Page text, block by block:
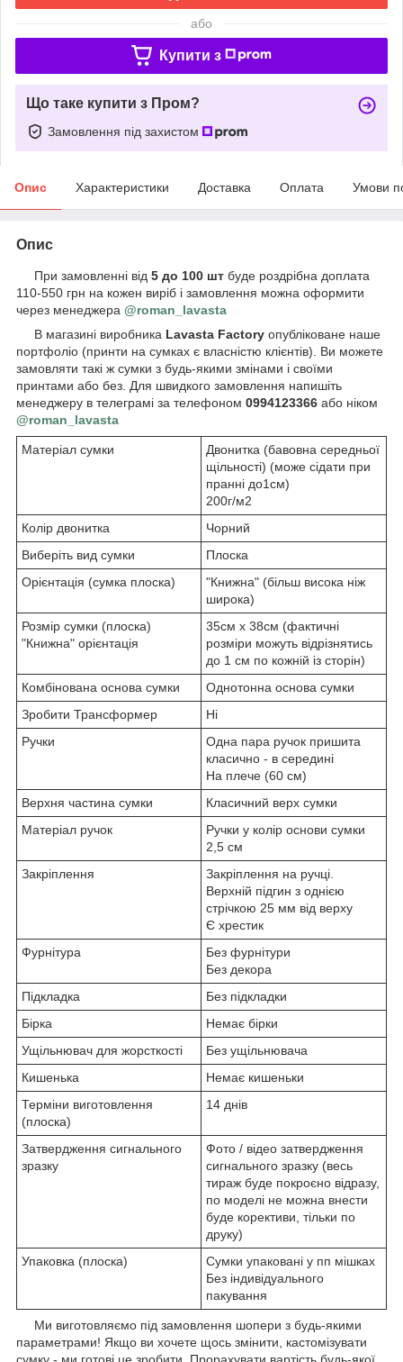
або
Купити з
Що таке купити з Пром?
Замовлення під захистом
Опис Характеристики Доставка Оплата Умови
Опис
При замовленні від 5 до 100 шт буде роздрібна доплата
110-550 грн на кожен виріб і замовлення можна оформити
через менеджера @roman_lavasta
В магазині виробника Lavasta Factory опубліковане наше
портфоліо (принти на сумках є власністю клієнтів). Ви можете
замовляти такі ж сумки з будь-якими змінами і своїми
принтами або без. Для швидкого замовлення напишіть
менеджеру в телеграмі за телефоном 0994123366 або ніком
@roman_lavasta
Матеріал сумки
Двонитка (бавовна середньої
щільності) (може сідати при
пранні до1см)
200г/м2
Колір двонитка
Чорний
Виберіть вид сумки
Плоска
Орієнтація (сумка плоска)
"Книжна" (більш висока ніж
широка)
Розмір сумки (плоска)
"Книжна" орієнтація
35см х 38см (фактичні
розміри можуть відрізнятись
до 1 см по кожній із сторін)
Комбінована основа сумки
Однотонна основа сумки
Зробити Трансформер
Ні
Ручки
Одна пара ручок пришита
класично - в середині
На плече (60 см)
Верхня частина сумки
Класичний верх сумки
Матеріал ручок
Ручки у колір основи сумки
2,5 см
Закріплення
Закріплення на ручці.
Верхній підгин з однією
стрічкою 25 мм від верху
Є хрестик
Фурнітура
Без фурнітури
Без декора
Підкладка
Без підкладки
Бірка
Немає бірки
Ущільнювач для жорсткості
Без ущільнювача
Кишенька
Немає кишеньки
Терміни виготовлення
(плоска)
14 днів
Затвердження сигнального
зразку
Фото / відео затвердження
сигнального зразку (весь
тираж буде покроєно відразу,
по моделі не можна внести
буде корективи, тільки по
друку)
Упаковка (плоска)
Сумки упаковані у пп мішках
Без індивідуального
пакування
Ми виготовляємо під замовлення шопери з будь-якими
параметрами! Якщо ви хочете щось змінити, кастомізувати
сумку - ми готові це зробити. Прорахувати вартість будь-якої